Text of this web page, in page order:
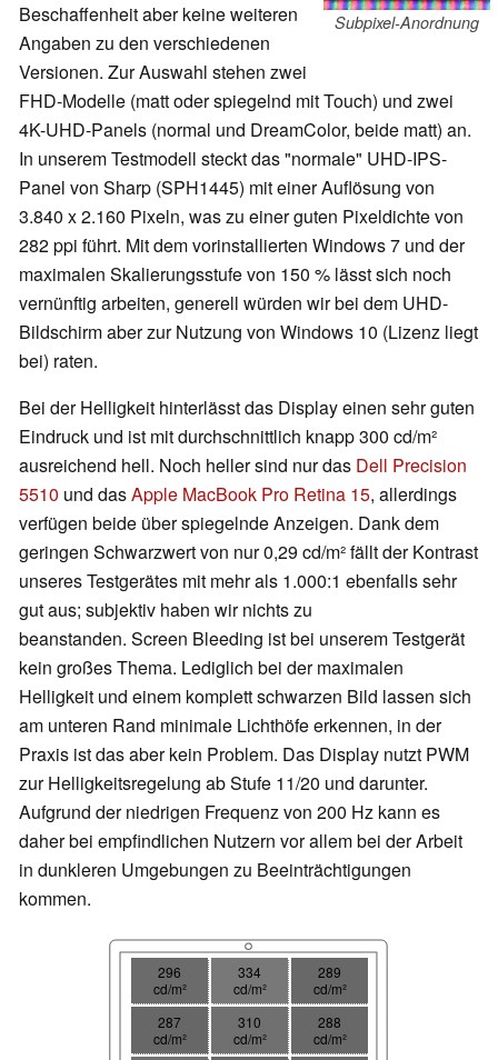
Subpixel-Anordnung
Beschaffenheit aber keine weiteren
Angaben zu den verschiedenen
Versionen. Zur Auswahl stehen zwei
FHD-Modelle (matt oder spiegelnd mit Touch) und zwei
4K-UHD-Panels (normal und DreamColor, beide matt) an.
In unserem Testmodell steckt das "normale" UHD-IPS-
Panel von Sharp (SPH1445) mit einer Auflösung von
3.840 x 2.160 Pixeln, was zu einer guten Pixeldichte von
282 ppi führt. Mit dem vorinstallierten Windows 7 und der
maximalen Skalierungsstufe von 150 % lässt sich noch
vernünftig arbeiten, generell würden wir bei dem UHD-
Bildschirm aber zur Nutzung von Windows 10 (Lizenz liegt
bei) raten.
Bei der Helligkeit hinterlässt das Display einen sehr guten
Eindruck und ist mit durchschnittlich knapp 300 cd/m²
ausreichend hell. Noch heller sind nur das Dell Precision
5510 und dasApple MacBook Pro Retina 15, allerdings
verfügen beide über spiegelnde Anzeigen. Dank dem
geringen Schwarzwert von nur 0,29 cd/m² fällt der Kontrast
unseres Testgerätes mit mehr als 1.000:1 ebenfalls sehr
gut aus; subjektiv haben wir nichts zu
beanstanden. Screen Bleeding ist bei unserem Testgerät
kein großes Thema. Lediglich bei der maximalen
Helligkeit und einem komplett schwarzen Bild lassen sich
am unteren Rand minimale Lichthöfe erkennen, in der
Praxis ist das aber kein Problem. Das Display nutzt PWM
zur Helligkeitsregelung ab Stufe 11/20 und darunter.
Aufgrund der niedrigen Frequenz von 200 Hz kann es
daher bei empfindlichen Nutzern vor allem bei der Arbeit
in dunkleren Umgebungen zu Beeinträchtigungen
kommen.
296
cd/m²
334
cd/m²
289
cd/m²
287
cd/m²
310
cd/m²
288
cd/m²